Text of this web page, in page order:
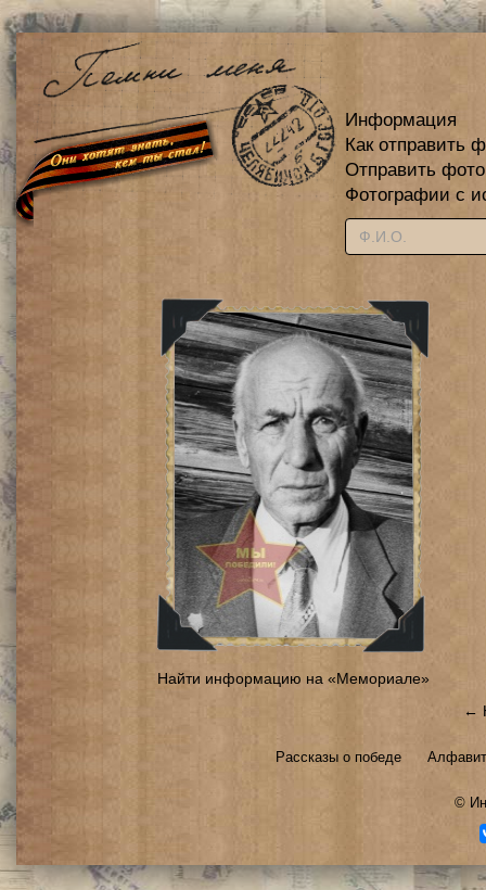
Информация
Как отправить
Отправить
Фотографии с
Найти информацию на «Мемориале»
←
Рассказы о победе
©